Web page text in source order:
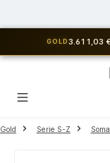
GOLD 3.611,03 €
Gold Serie S-Z